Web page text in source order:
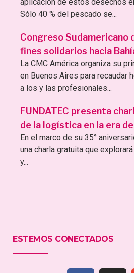
Sólo 40 % del pescado se...
Congreso Sudamericano
fines solidarios hacia
La CMC América organiza su
en Buenos Aires para recaudar
a los y las profesionales...
FUNDATEC presenta
de la logística en la era
En el marco de su 35°
una charla gratuita que
y...
ESTEMOS CONECTADOS